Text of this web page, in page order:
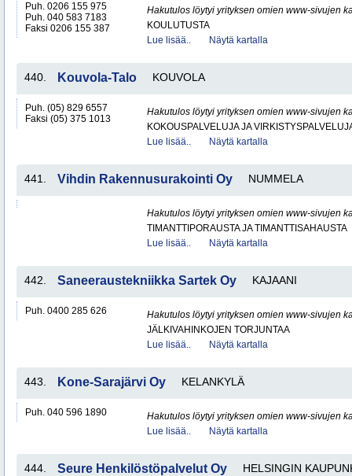
Puh. 0206 155 975
Puh. 040 583 7183
Faksi 0206 155 387
Hakutulos löytyi yrityksen omien www-sivujen
KOULUTUSTA
Lue lisää..
Näytä kartalla
440. Kouvola-Talo KOUVOLA
Puh. (05) 829 6557
Faksi (05) 375 1013
Hakutulos löytyi yrityksen omien www-sivujen
KOKOUSPALVELUJA JA
Lue lisää..
Näytä kartalla
441. Vihdin Rakennusurakointi Oy NUMMELA
Hakutulos löytyi yrityksen omien www-sivujen
TIMANTTIPORAUSTA JA TIMANTTISAHAUSTA
Lue lisää..
Näytä kartalla
442. Saneeraustekniikka Sartek Oy KAJAANI
Puh. 0400 285 626
Hakutulos löytyi yrityksen omien www-sivujen
JÄLKIVAHINKOJEN TORJUNTAA
Lue lisää..
Näytä kartalla
443. Kone-Sarajärvi Oy KELANKYLÄ
Puh. 040 596 1890
Hakutulos löytyi yrityksen omien www-sivujen
Lue lisää..
Näytä kartalla
444. Seure Henkilöstöpalvelut Oy HELSINGIN